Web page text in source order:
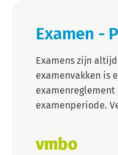
Examen -
Examens zijn
examenvakken is
examenperiode.
vmbo